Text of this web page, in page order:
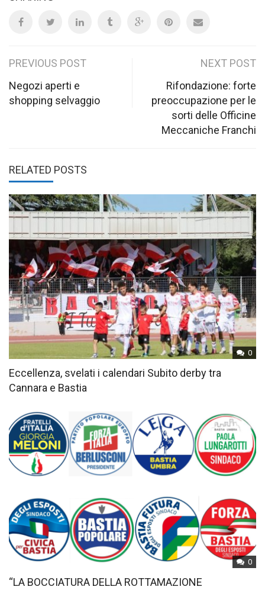
Post
navigation
PREVIOUS POST
Negozi aperti e
shopping selvaggio
NEXT POST
Rifondazione: forte
preoccupazione per le
sorti delle Officine
Meccaniche Franchi
RELATED POSTS
0
Eccellenza, svelati i calendari Subito derby tra
Cannara e Bastia
0
“LA BOCCIATURA DELLA ROTTAMAZIONE